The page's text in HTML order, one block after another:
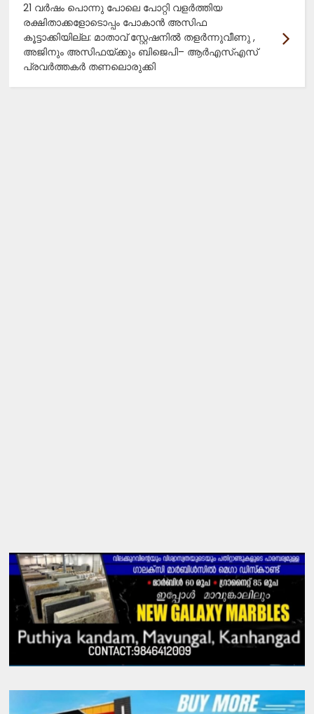
21 വർഷം പൊന്നു പോലെ പോറ്റി വളർത്തിയ
രക്ഷിതാക്കളോടൊപ്പം പോകാൻ അസിഫ
കൂട്ടാക്കിയില്ല: മാതാവ് സ്റ്റേഷനിൽ തളർന്നുവീണു ,
അജിനും അസിഫയ്ക്കും ബിജെപി– ആർഎസ്എസ്
പ്രവർത്തകർ തണലൊരുക്കി